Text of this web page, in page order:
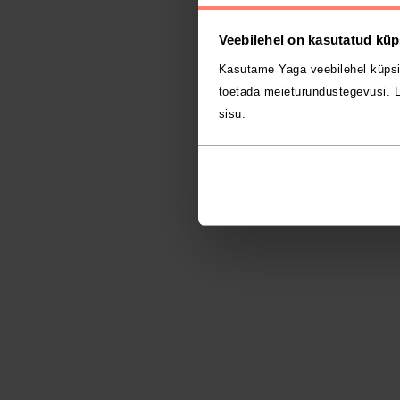
Veebilehel on kasutatud
Kasutame Yaga veebilehel
toetada meieturundustegevusi.
sisu.